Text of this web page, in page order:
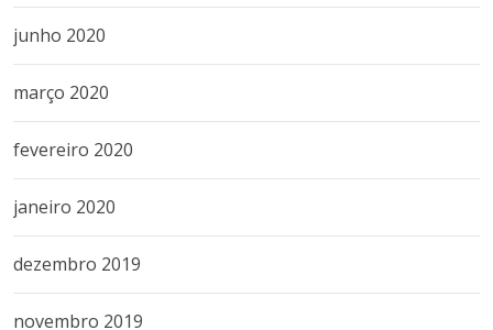
junho 2020
março 2020
fevereiro 2020
janeiro 2020
dezembro 2019
novembro 2019